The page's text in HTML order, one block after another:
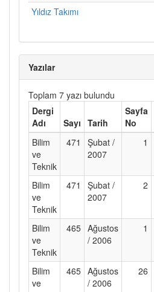
Yıldız Takımı
Yazılar
Toplam 7 yazı bulundu
Dergi
Adı
Sayı Tarih
Sayfa
No
Bilim
ve
Teknik
471
Şubat /
2007
1
Bilim
ve
Teknik
471
Şubat /
2007
2
Bilim
ve
Teknik
465 Ağustos
/ 2006
1
Bilim
ve
465 Ağustos
/ 2006
26